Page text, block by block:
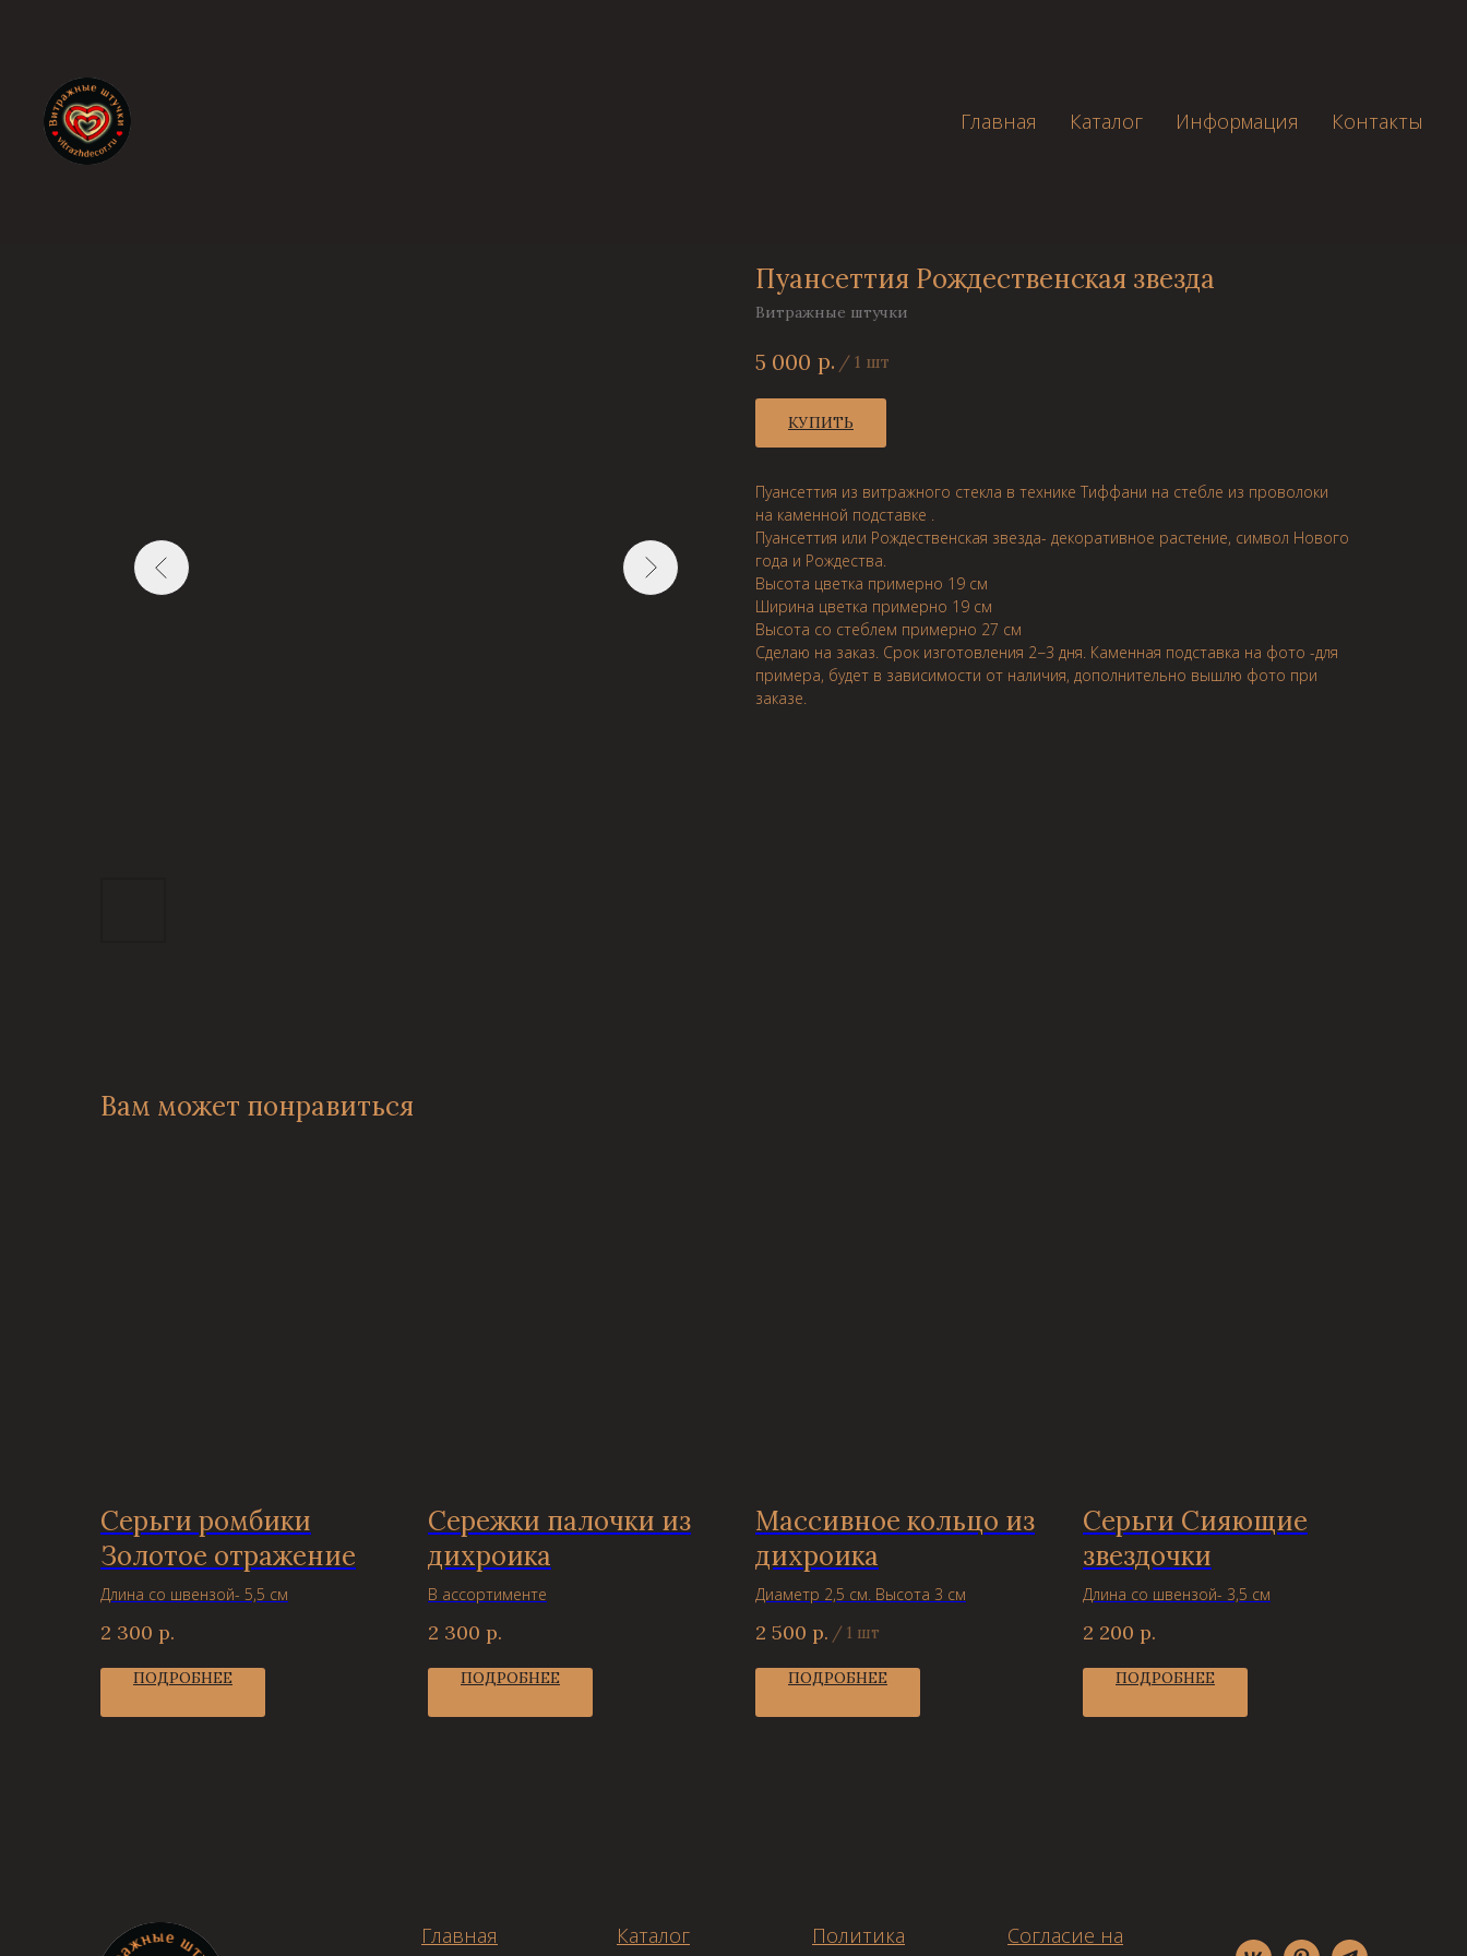
Главная Каталог Информация Контакты
Пуансеттия Рождественская звезда
Витражные штучки
5 000 р. / 1 шт
КУПИТЬ
Пуансеттия из витражного стекла в технике Тиффани на стебле из проволоки
на каменной подставке .
Пуансеттия или Рождественская звезда- декоративное растение, символ Нового
года и Рождества.
Высота цветка примерно 19 см
Ширина цветка примерно 19 см
Высота со стеблем примерно 27 см
Сделаю на заказ. Срок изготовления 2−3 дня. Каменная подставка на фото -для
примера, будет в зависимости от наличия, дополнительно вышлю фото при
заказе.
Вам может понравиться
Серьги ромбики
Золотое отражение
Длина со швензой- 5,5 см
2 300 р.
ПОДРОБНЕЕ
Сережки палочки из
дихроика
В ассортименте
2 300 р.
ПОДРОБНЕЕ
Массивное кольцо из
дихроика
Диаметр 2,5 см. Высота 3 см
2 500 р. / 1 шт
ПОДРОБНЕЕ
Серьги Сияющие
звездочки
Длина со швензой- 3,5 см
2 200 р.
ПОДРОБНЕЕ
Главная Каталог Политика
Согласие на